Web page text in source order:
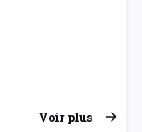
Voir plus